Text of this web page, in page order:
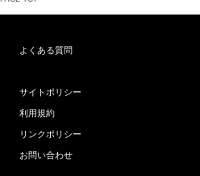
よくある質問
サイトポリシー
利用規約
リンクポリシー
お問い合わせ